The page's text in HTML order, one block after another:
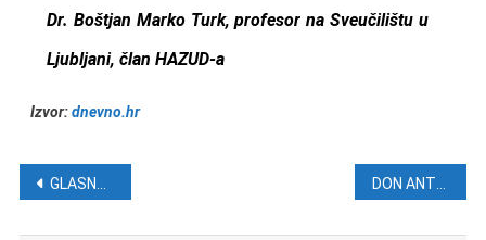
Dr. Boštjan Marko Turk, profesor na Sveučilištu u
Ljubljani, član HAZUD-a
Izvor:dnevno.hr
Navigacija objava
GLASNOVIĆ: Iseljeništvo je bijesno, namjerno su isključeni iz zbivanja u Hrvatskoj